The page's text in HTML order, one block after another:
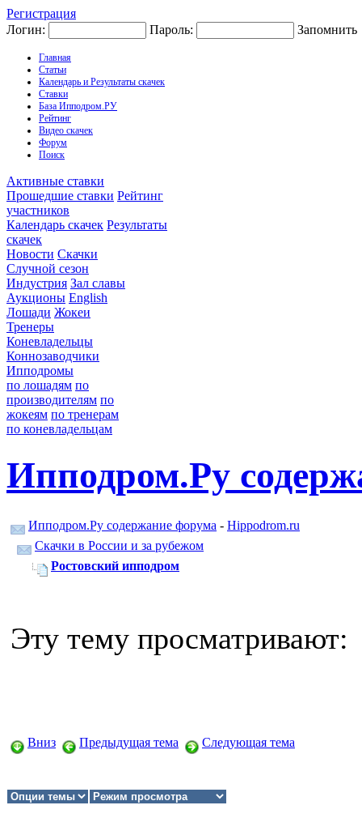
Регистрация
Логин:
Пароль: Запомнить
Главная
Статьи
Календарь и Результаты скачек
Ставки
База Ипподром.РУ
Рейтинг
Видео скачек
Форум
Поиск
Активные ставки
Прошедшие ставки Рейтинг
участников
Календарь скачек Результаты
скачек
Новости Скачки
Случной сезон
Индустрия Зал славы
Аукционы English
Лошади Жокеи
Тренеры
Коневладельцы
Коннозаводчики
Ипподромы
по лошадям по
производителям по
жокеям по тренерам
по коневладельцам
Ипподром.Ру
Ипподром.Ру содержание форума - Hippodrom.ru
Скачки в России и за рубежом
Ростовский ипподром
Эту тему
Вниз Предыдущая тема Следующая тема